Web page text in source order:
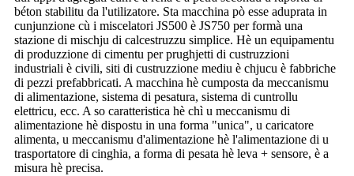
béton stabilitu da l'utilizatore. Sta macchina pò esse aduprata in
cunjunzione cù i miscelatori JS500 è JS750 per formà una
stazione di mischju di calcestruzzu simplice. Hè un equipamentu
di produzzione di cimentu per prughjetti di custruzzioni
industriali è civili, siti di custruzzione mediu è chjucu è fabbriche
di pezzi prefabbricati. A macchina hè cumposta da meccanismu
di alimentazione, sistema di pesatura, sistema di cuntrollu
elettricu, ecc. A so caratteristica hè chì u meccanismu di
alimentazione hè dispostu in una forma "unica", u caricatore
alimenta, u meccanismu d'alimentazione hè l'alimentazione di u
trasportatore di cinghia, a forma di pesata hè leva + sensore, è a
misura hè precisa.